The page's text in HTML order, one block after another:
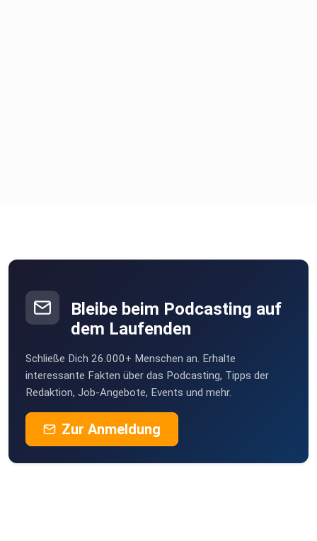
Bleibe beim Podcasting auf
dem Laufenden
Schließe Dich 26.000+ Menschen an. Erhalte
interessante Fakten über das Podcasting, Tipps der
Redaktion, Job-Angebote, Events und mehr.
Zur Anmeldung